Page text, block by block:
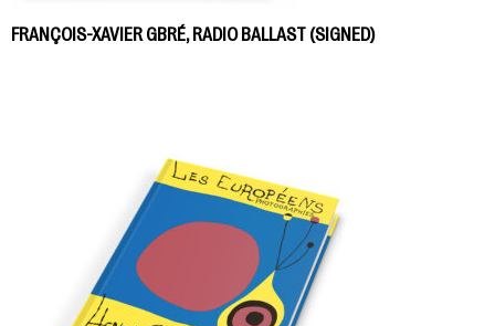
FRANÇOIS-XAVIER GBRÉ, RADIO BALLAST (SIGNED)